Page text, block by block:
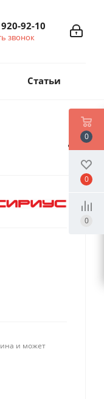
92-10
звонок
Статьи
и может
0
0
0